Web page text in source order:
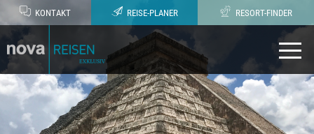
KONTAKT REISE-PLANER RESORT-FINDER